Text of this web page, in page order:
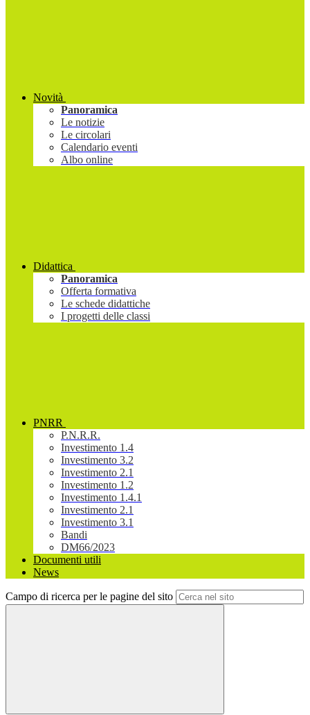
Novità
Panoramica
Le notizie
Le circolari
Calendario eventi
Albo online
Didattica
Panoramica
Offerta formativa
Le schede didattiche
I progetti delle classi
PNRR
P.N.R.R.
Investimento 1.4
Investimento 3.2
Investimento 2.1
Investimento 1.2
Investimento 1.4.1
Investimento 2.1
Investimento 3.1
Bandi
DM66/2023
Documenti utili
News
Campo di ricerca per le pagine del sito